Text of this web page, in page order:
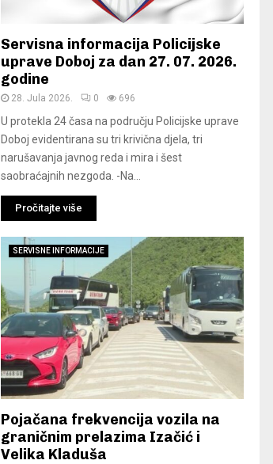
Servisna informacija Policijske
uprave Doboj za dan 27. 07. 2026.
godine
28. Jula 2026. 0 696
U protekla 24 časa na području Policijske uprave
Doboj evidentirana su tri krivična djela, tri
narušavanja javnog reda i mira i šest
saobraćajnih nezgoda. -Na...
Pročitajte više
SERVISNE INFORMACIJE
Pojačana frekvencija vozila na
graničnim prelazima Izačić i
Velika Kladuša